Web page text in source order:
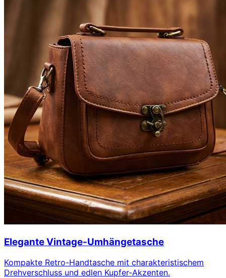
Elegante Vintage-Umhängetasche
Kompakte Retro-Handtasche mit charakteristischem
Drehverschluss und edlen Kupfer-Akzenten.